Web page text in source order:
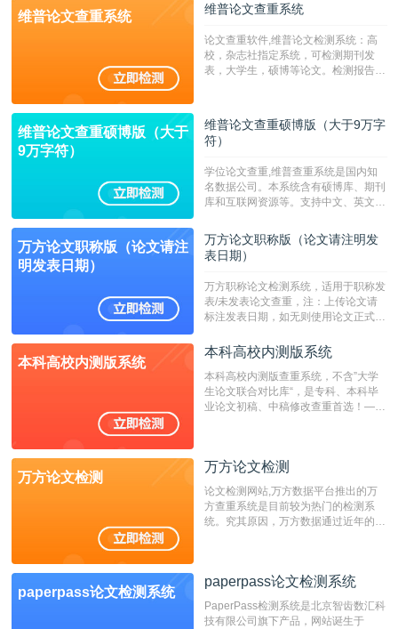
维普论文查重系统 维普论文查重系统
论文查重软件,维普论文检测系统：高
校，杂志社指定系统，可检测期刊发
表，大学生，硕博等论文。检测报告支
维普论文查重硕博版（大于
9万字符）
维普论文查重硕博版（大于9万字
符）
学位论文查重,维普查重系统是国内知
名数据公司。本系统含有硕博库、期刊
库和互联网资源等。支持中文、英文、
定院校！！！
万方论文职称版（论文请注
明发表日期）
万方论文职称版（论文请注明发
表日期）
万方职称论文检测系统，适用于职称发
表/未发表论文查重，注：上传论文请
标注发表日期，如无则使用论文正式发
成时间作为发表日期。
本科高校内测版系统
本科高校内测版系统
本科高校内测版查重系统，不含”大学
生论文联合对比库“，是专科、本科毕
业论文初稿、中稿修改查重首选！——
万方论文检测
万方论文检测
论文检测网站,万方数据平台推出的万
方查重系统是目前较为热门的检测系
统。究其原因，万方数据通过近年的发
非。其次，相对于知网而言，万方检测
重的推荐系统。
paperpass论文检测系统
paperpass论文检测系统
PaperPass检测系统是北京智齿数汇科
技有限公司旗下产品，网站诞生于